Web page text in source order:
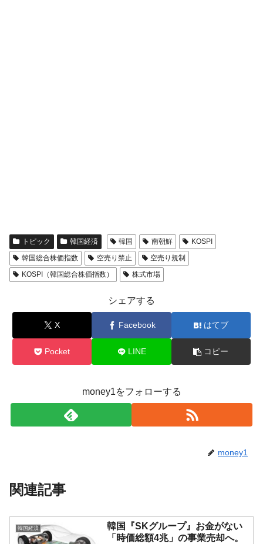
Fact1 奇跡の毛色「白毛馬」とは？
Fact1
全て勝つといくら？ 競馬GI競走で勝利騎手がもら
える賞金とは？
Fact1 平成仮面ライダーの意外すぎるモチーフとは？
発表から2日で大崩壊、鳴かず飛ばずに終わりそう
なスーパーリーグとは？
Fact1
日本人マスターズ挑戦の歴史。松山以前に最高位
だった選手とは？
Fact1 セレクトセールの高額取引馬が稼いだ金額とは？
トピック 韓国経済 韓国 南朝鮮
KOSPI
韓国総合株価指数
空売り禁止
空売り規制
KOSPI（韓国総合株価指数）
株式市場
シェアする
X Facebook はてブ
Pocket LINE コピー
money1をフォローする
money1
関連記事
韓国経済
韓国『SKグループ』お金がない
「時価総額4兆」の事業売却へ。